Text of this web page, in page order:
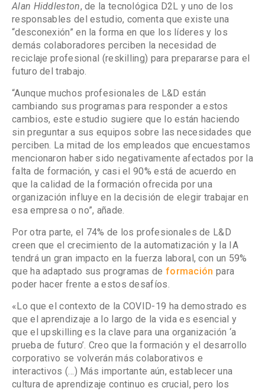
Alan Hiddleston, de la tecnológica D2L y uno de los
responsables del estudio, comenta que existe una
“desconexión” en la forma en que los líderes y los
demás colaboradores perciben la necesidad de
reciclaje profesional (reskilling) para prepararse para el
futuro del trabajo.
“Aunque muchos profesionales de L&D están
cambiando sus programas para responder a estos
cambios, este estudio sugiere que lo están haciendo
sin preguntar a sus equipos sobre las necesidades que
perciben. La mitad de los empleados que encuestamos
mencionaron haber sido negativamente afectados por la
falta de formación, y casi el 90% está de acuerdo en
que la calidad de la formación ofrecida por una
organización influye en la decisión de elegir trabajar en
esa empresa o no”, añade.
Por otra parte, el 74% de los profesionales de L&D
creen que el crecimiento de la automatización y la IA
tendrá un gran impacto en la fuerza laboral, con un 59%
que ha adaptado sus programas de formación para
poder hacer frente a estos desafíos.
«Lo que el contexto de la COVID-19 ha demostrado es
que el aprendizaje a lo largo de la vida es esencial y
que el upskilling es la clave para una organización ‘a
prueba de futuro’. Creo que la formación y el desarrollo
corporativo se volverán más colaborativos e
interactivos (…) Más importante aún, establecer una
cultura de aprendizaje continuo es crucial, pero los